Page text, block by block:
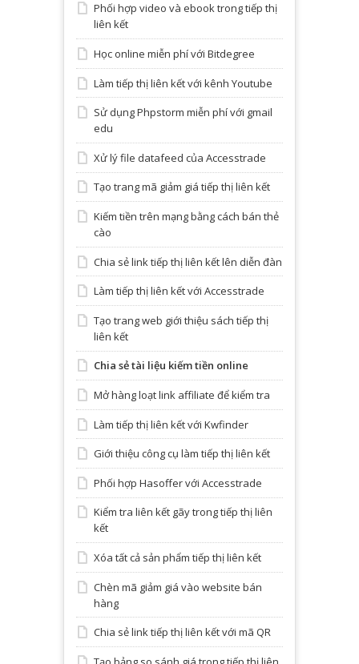
Phối hợp video và ebook trong tiếp thị
liên kết
Học online miễn phí với Bitdegree
Làm tiếp thị liên kết với kênh Youtube
Sử dụng Phpstorm miễn phí với gmail
edu
Xử lý file datafeed của Accesstrade
Tạo trang mã giảm giá tiếp thị liên kết
Kiếm tiền trên mạng bằng cách bán thẻ
cào
Chia sẻ link tiếp thị liên kết lên diễn đàn
Làm tiếp thị liên kết với Accesstrade
Tạo trang web giới thiệu sách tiếp thị
liên kết
Chia sẻ tài liệu kiếm tiền online
Mở hàng loạt link affiliate để kiểm tra
Làm tiếp thị liên kết với Kwfinder
Giới thiệu công cụ làm tiếp thị liên kết
Phối hợp Hasoffer với Accesstrade
Kiểm tra liên kết gãy trong tiếp thị liên
kết
Xóa tất cả sản phẩm tiếp thị liên kết
Chèn mã giảm giá vào website bán
hàng
Chia sẻ link tiếp thị liên kết với mã QR